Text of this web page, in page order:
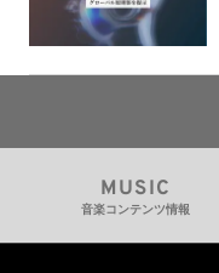
MUSIC
音楽コンテンツ情報